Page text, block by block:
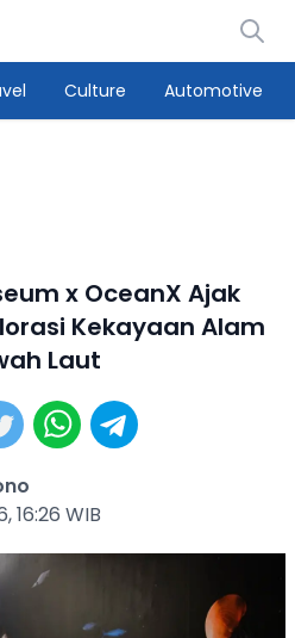
Culture Automotive
x OceanX Ajak
Kekayaan Alam
Laut
16:26 WIB